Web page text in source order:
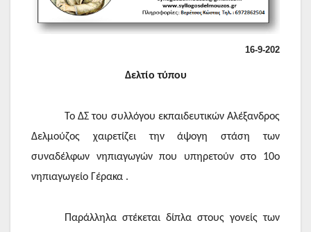
16-9-202
Δελτίο τύπου
Το ΔΣ του συλλόγου εκπαιδευτικών Αλέξανδρος
Δελμούζος χαιρετίζει την άψογη στάση των
συναδέλφων νηπιαγωγών που υπηρετούν στο 10ο
νηπιαγωγείο Γέρακα .
Παράλληλα στέκεται δίπλα στους γονείς των